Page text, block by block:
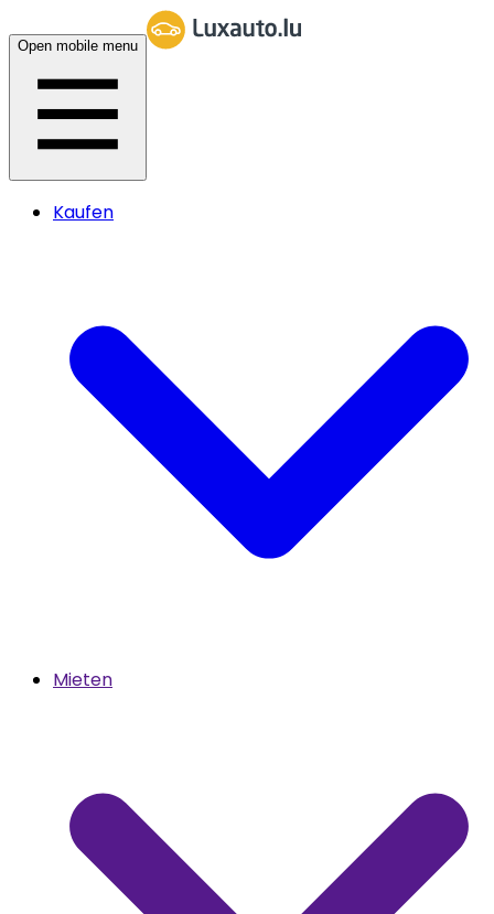
Open mobile menu
Kaufen
Mieten